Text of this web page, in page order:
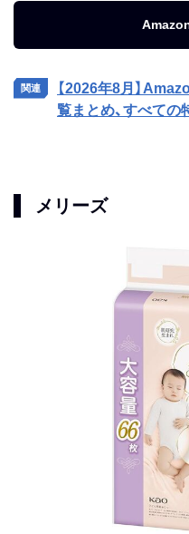
【2026年8月】
覧まとめ、すべての
メリーズ